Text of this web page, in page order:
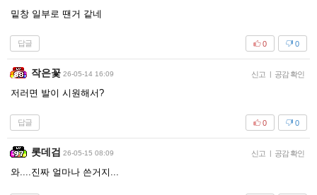
밑창 일부로 땐거 같네
답글 0
0
작은꽃 26-05-14 16:09 신고 | 공감 확인
저러면 발이 시원해서?
답글 0
0
롯데검 26-05-15 08:09 신고 | 공감 확인
와....진짜 얼마나 쓴거지...